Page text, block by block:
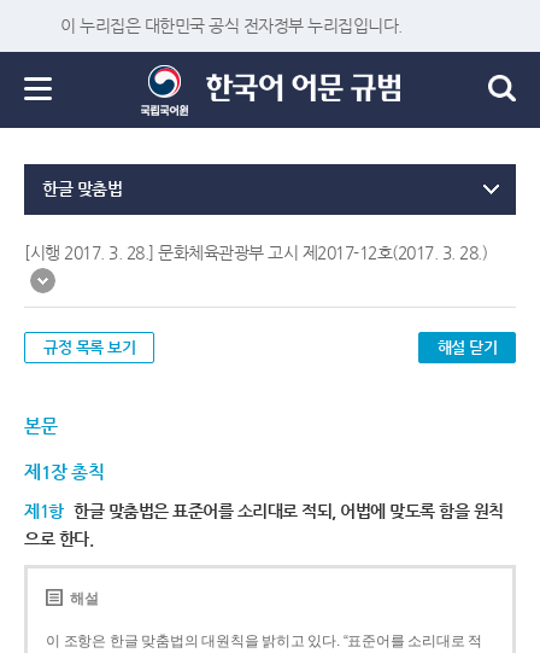
이 누리집은 대한민국 공식 전자정부 누리집입니다.
한글 맞춤법
[시행 2017. 3. 28.] 문화체육관광부 고시 제2017-12호(2017. 3. 28.)
규정 목록 보기 해설 닫기
본문
제1장 총칙
제1항 한글 맞춤법은 표준어를 소리대로 적되, 어법에 맞도록 함을 원칙
으로 한다.
해설
이 조항은 한글 맞춤법의 대원칙을 밝히고 있다. “표준어를 소리대로 적